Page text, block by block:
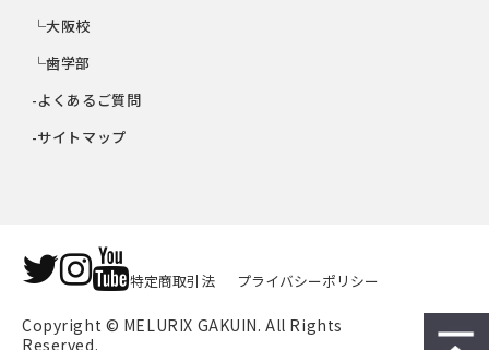
└大阪校
└歯学部
-よくあるご質問
-サイトマップ
特定商取引法 プライバシーポリシー
Copyright © MELURIX GAKUIN. All Rights
Reserved.